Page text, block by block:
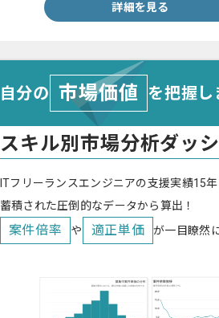
詳細を見る
自分の 市場価値 を把握
スキル別市場分析ダッ
ITフリーランスエンジニアの支援実績15
蓄積された圧倒的なデータから算出！
案件倍率 や 適正単価 が一目瞭然